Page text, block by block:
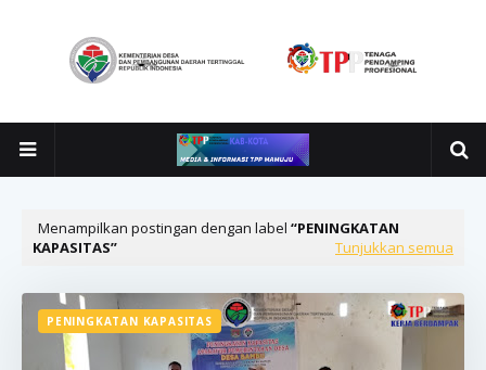
Menampilkan postingan dengan label
PENINGKATAN
KAPASITAS
Tunjukkan semua
PENINGKATAN KAPASITAS